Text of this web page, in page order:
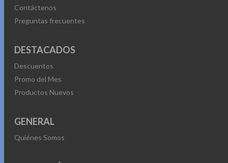
Contáctenos
Preguntas frecuentes
DESTACADOS
Descuentos
Promo del Mes
Productos Nuevos
GENERAL
Quiénes Somos